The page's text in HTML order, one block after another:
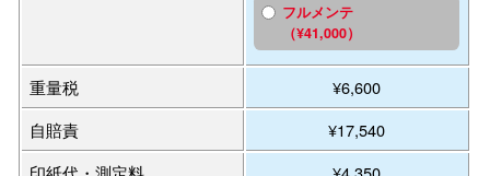
フルメンテ
（¥41,000）
重量税
¥6,600
自賠責
¥17,540